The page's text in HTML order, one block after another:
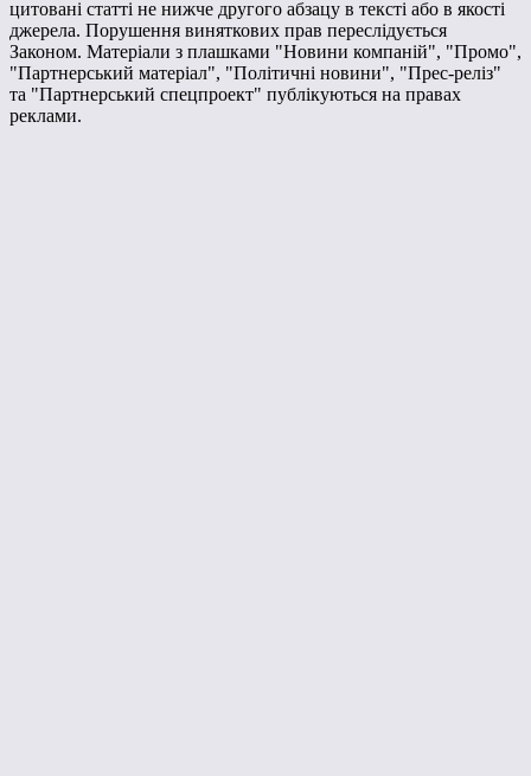
цитовані статті не нижче другого абзацу в тексті або в якості
джерела. Порушення виняткових прав переслідується
Законом. Матеріали з плашками "Новини компаній", "Промо",
"Партнерський матеріал", "Політичні новини", "Прес-реліз"
та "Партнерський спецпроект" публікуються на правах
реклами.